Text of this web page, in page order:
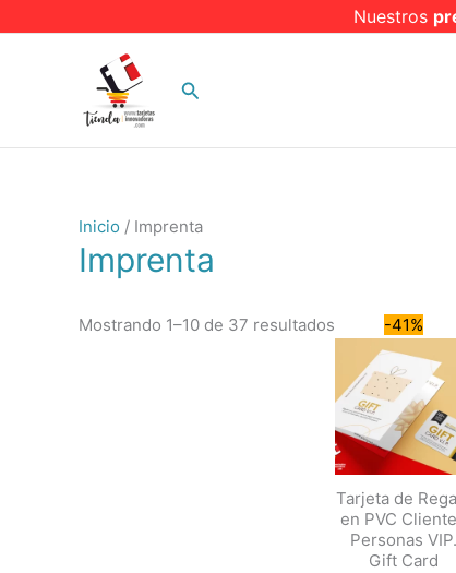
al
Nuestros
Buscar
Inicio / Imprenta
Imprenta
Mostrando 1–10 de 37 resultados -41%
Tarjeta de
en PVC
Personas VIP.
Gift Card